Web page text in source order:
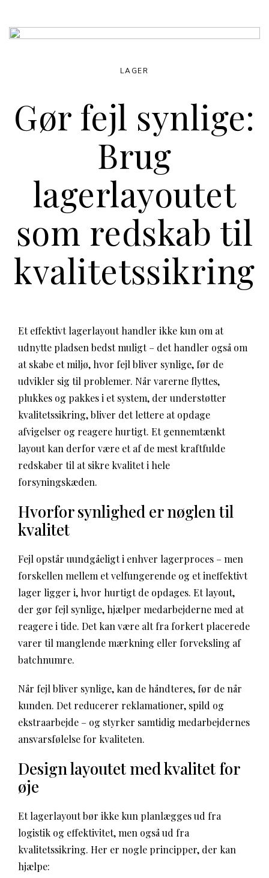
Gør fejl synlige:
Brug
lagerlayoutet
som redskab til
kvalitetssikring
LAGER
Et effektivt lagerlayout handler ikke kun om at
udnytte pladsen bedst muligt – det handler også om
at skabe et miljø, hvor fejl bliver synlige, før de
udvikler sig til problemer. Når varerne flyttes,
plukkes og pakkes i et system, der understøtter
kvalitetssikring, bliver det lettere at opdage
afvigelser og reagere hurtigt. Et gennemtænkt
layout kan derfor være et af de mest kraftfulde
redskaber til at sikre kvalitet i hele
forsyningskæden.
Hvorfor synlighed er nøglen til
kvalitet
Fejl opstår uundgåeligt i enhver lagerproces – men
forskellen mellem et velfungerende og et ineffektivt
lager ligger i, hvor hurtigt de opdages. Et layout,
der gør fejl synlige, hjælper medarbejderne med at
reagere i tide. Det kan være alt fra forkert placerede
varer til manglende mærkning eller forveksling af
batchnumre.
Når fejl bliver synlige, kan de håndteres, før de når
kunden. Det reducerer reklamationer, spild og
ekstraarbejde – og styrker samtidig medarbejdernes
ansvarsfølelse for kvaliteten.
Design layoutet med kvalitet for
øje
Et lagerlayout bør ikke kun planlægges ud fra
logistik og effektivitet, men også ud fra
kvalitetssikring. Her er nogle principper, der kan
hjælpe: